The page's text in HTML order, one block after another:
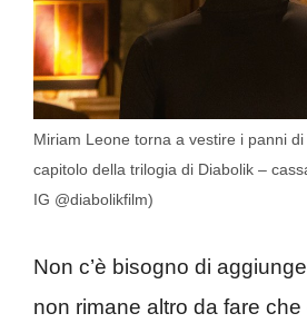
Miriam Leone torna a vestire i panni di
capitolo della trilogia di Diabolik –
IG @diabolikfilm)
Non c’è bisogno di
non rimane altro da fare che